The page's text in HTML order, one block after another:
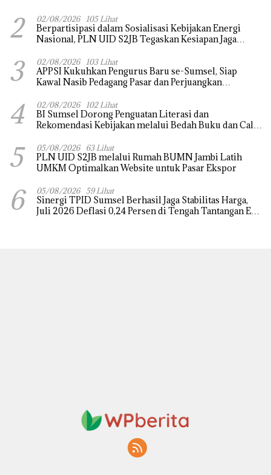
Inflasi
2 02/08/2026 105 Lihat
Berpartisipasi dalam Sosialisasi Kebijakan Energi
Nasional, PLN UID S2JB Tegaskan Kesiapan Jaga
3 02/08/2026 103 Lihat
APPSI Kukuhkan Pengurus Baru se-Sumsel, Siap
Kawal Nasib Pedagang Pasar dan Perjuangkan
4 02/08/2026 102 Lihat
BI Sumsel Dorong Penguatan Literasi dan
Rekomendasi Kebijakan melalui Bedah Buku dan Call
2026
5 05/08/2026 63 Lihat
PLN UID S2JB melalui Rumah BUMN Jambi Latih
UMKM Optimalkan Website untuk Pasar Ekspor
6 05/08/2026 59 Lihat
Sinergi TPID Sumsel Berhasil Jaga Stabilitas Harga,
Juli 2026 Deflasi 0,24 Persen di Tengah Tantangan El